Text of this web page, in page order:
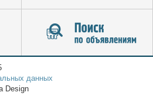
данных
Design